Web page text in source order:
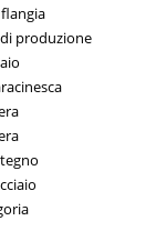
produzione